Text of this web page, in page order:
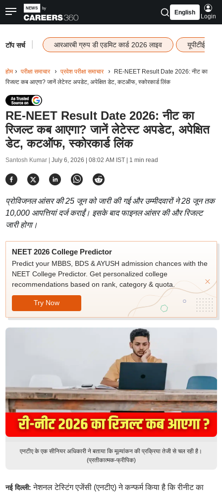
English
Login
टॉप सर्च आरआरबी ग्रुप डी एडमिट कार्ड 2026 लाइव यूपीटीईटी
होम परीक्षा समाचार प्रवेश परीक्षा समाचार
RE-NEET Result Date 2026: नीट का
रिजल्ट कब आएगा? जानें लेटेस्ट अपडेट, अपेक्षित डेट, कटऑफ, स्कोरकार्ड लिंक
RE-NEET Result Date 2026: नीट का
रिजल्ट कब आएगा? जानें लेटेस्ट अपडेट, अपेक्षित
डेट, कटऑफ, स्कोरकार्ड लिंक
Santosh Kumar | July 6, 2026 | 08:02 AM IST| 1 min read
प्रोविजनल आंसर की 25 जून को जारी की गई और उम्मीदवारों ने 28 जून तक
10,000 आपत्तियां दर्ज कराईं। इसके बाद फाइनल आंसर की और रिजल्ट
जारी होगा।
NEET 2026 College Predictor
Predict your MBBS, BDS & AYUSH admission chances with the
NEET College Predictor. Get personalized college
recommendations based on rank, category & quota.
Try Now
एनटीए के एक सीनियर अधिकारी ने बताया कि मूल्यांकन की प्रक्रिया तेजी से चल रही है।
(प्रतीकात्मक-फ्रीपिक)
नई दिल्ली: नेशनल टेस्टिंग एजेंसी (एनटीए) ने कन्फर्म किया है कि रीनीट का